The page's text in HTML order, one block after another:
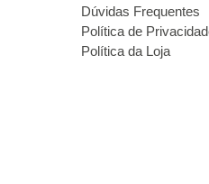
Dúvidas Frequentes
Política de
Política da Loja